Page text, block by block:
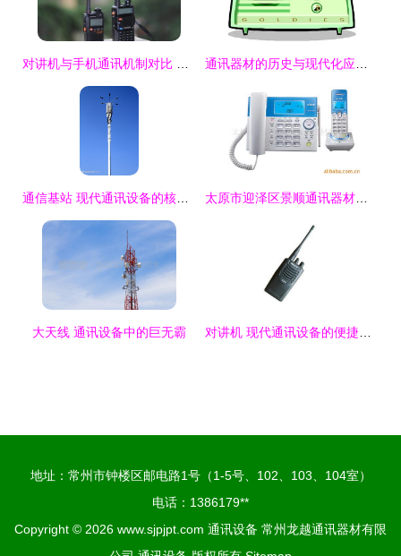
大天线 通讯设备中的巨无霸
地址：常州市钟楼区邮电路1号（1-5号、102、103、104室）
电话：1386179**
Copyright © 2026 www.sjpjpt.com 通讯设备 常州龙越通讯器材有限